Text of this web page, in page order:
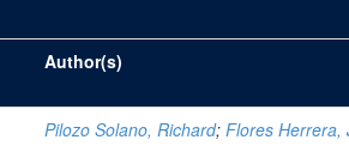
Author(s)
Pilozo Solano, Richard;Flores Herrera,